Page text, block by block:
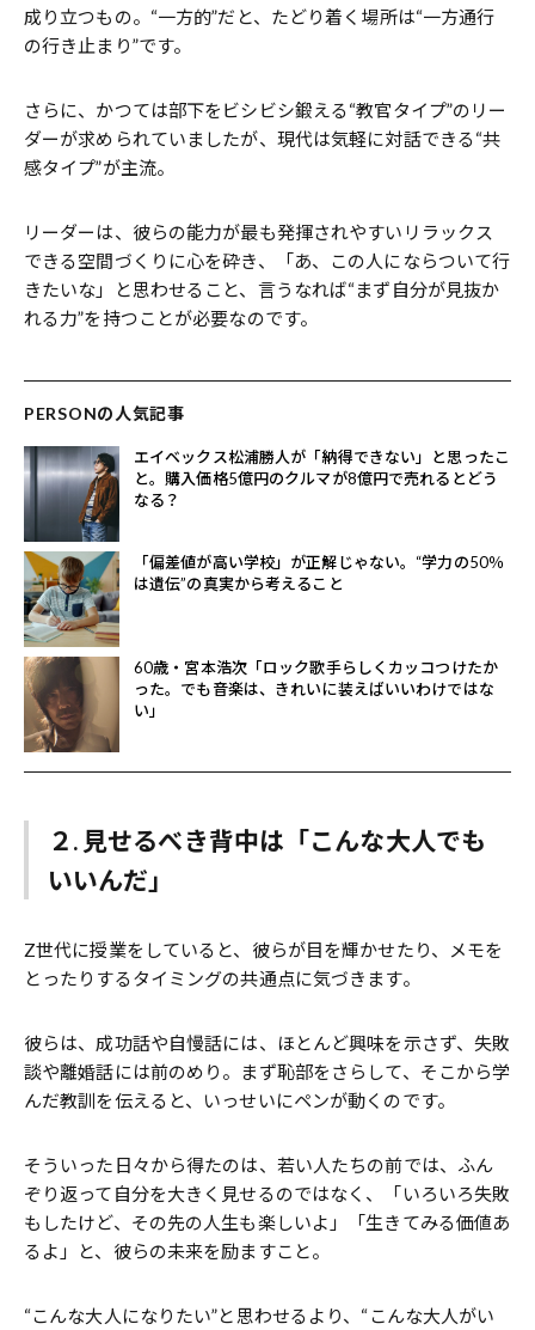
成り立つもの。“一方的”だと、たどり着く場所は“一方通行
の行き止まり”です。
さらに、かつては部下をビシビシ鍛える“教官タイプ”のリー
ダーが求められていましたが、現代は気軽に対話できる“共
感タイプ”が主流。
リーダーは、彼らの能力が最も発揮されやすいリラックス
できる空間づくりに心を砕き、「あ、この人にならついて行
きたいな」と思わせること、言うなれば“まず自分が見抜か
れる力”を持つことが必要なのです。
PERSONの人気記事
エイベックス松浦勝人が「納得できない」と思ったこ
と。購入価格5億円のクルマが8億円で売れるとどう
なる？
「偏差値が高い学校」が正解じゃない。“学力の50％
は遺伝”の真実から考えること
60歳・宮本浩次「ロック歌手らしくカッコつけたか
った。でも音楽は、きれいに装えばいいわけではな
い」
２. 見せるべき背中は「こんな大人でも
いいんだ」
Z世代に授業をしていると、彼らが目を輝かせたり、メモを
とったりするタイミングの共通点に気づきます。
彼らは、成功話や自慢話には、ほとんど興味を示さず、失敗
談や離婚話には前のめり。まず恥部をさらして、そこから学
んだ教訓を伝えると、いっせいにペンが動くのです。
そういった日々から得たのは、若い人たちの前では、ふん
ぞり返って自分を大きく見せるのではなく、「いろいろ失敗
もしたけど、その先の人生も楽しいよ」「生きてみる価値あ
るよ」と、彼らの未来を励ますこと。
“こんな大人になりたい”と思わせるより、“こんな大人がい